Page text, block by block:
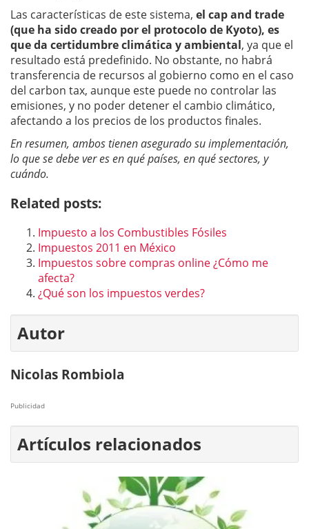
Las características de este sistema, el cap and trade
(que ha sido creado por el protocolo de Kyoto), es
que da certidumbre climática y ambiental, ya que el
resultado está predefinido. No obstante, no habrá
transferencia de recursos al gobierno como en el caso
del carbon tax, aunque este puede no controlar las
emisiones, y no poder detener el cambio climático,
afectando a los precios de los productos finales.
En resumen, ambos tienen asegurado su implementación,
lo que se debe ver es en qué países, en qué sectores, y
cuándo.
Related posts:
Impuesto a los Combustibles Fósiles
Impuestos 2011 en México
Impuestos sobre compras online ¿Cómo me
afecta?
¿Qué son los impuestos verdes?
Autor
Nicolas Rombiola
Publicidad
Artículos relacionados